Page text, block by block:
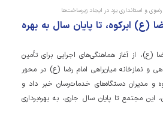
و استانداری یزد در ایجاد زیرساخت‌ها
(ع) ابرکوه، تا پایان سال به بهره
(ع)، از آغاز هماهنگی‌های اجرایی برای تأمین
و نمازخانه میان‌راهی امام رضا (ع) در محور
و مدیران دستگاه‌های خدمات‌رسان خبر داد و
مجتمع تا پایان سال جاری، به بهره‌برداری